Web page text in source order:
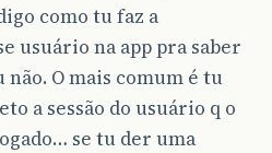
como tu faz a
usuário na app pra saber
não. O mais comum é tu
a sessão do usuário q o
se tu der uma